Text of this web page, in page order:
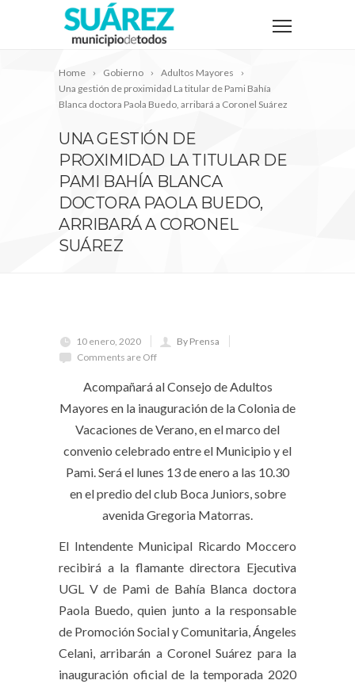
Home Gobierno
Adultos Mayores
Una gestión de proximidad La titular de Pami Bahía
Blanca doctora Paola Buedo, arribará a Coronel Suárez
UNA GESTIÓN DE
PROXIMIDAD LA TITULAR DE
PAMI BAHÍA BLANCA
DOCTORA PAOLA BUEDO,
ARRIBARÁ A CORONEL
SUÁREZ
10 enero, 2020
By Prensa
Comments are Off
Acompañará al Consejo de Adultos
Mayores en la inauguración de la Colonia de
Vacaciones de Verano, en el marco del
convenio celebrado entre el Municipio y el
Pami. Será el lunes 13 de enero a las 10.30
en el predio del club Boca Juniors, sobre
avenida Gregoria Matorras.
El Intendente Municipal Ricardo Moccero
recibirá a la flamante directora Ejecutiva
UGL V de Pami de Bahía Blanca doctora
Paola Buedo, quien junto a la responsable
de Promoción Social y Comunitaria, Ángeles
Celani, arribarán a Coronel Suárez para la
inauguración oficial de la temporada 2020